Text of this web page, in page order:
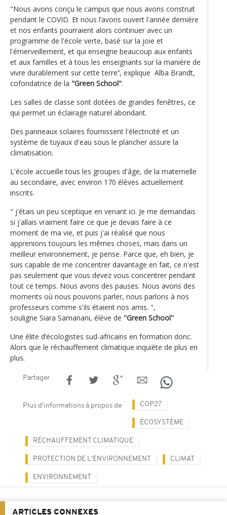
"Nous avons conçu le campus que nous avons construit
pendant le COVID. Et nous l’avons ouvert l'année dernière
et nos enfants pourraient alors continuer avec un
programme de l'école verte, basé sur la joie et
l'émerveillement, et qui enseigne beaucoup aux enfants
et aux familles et à tous les enseignants sur la manière de
vivre durablement sur cette terre’’, explique Alba Brandt,
cofondatrice de la "Green School".
Les salles de classe sont dotées de grandes fenêtres, ce
qui permet un éclairage naturel abondant.
Des panneaux solaires fournissent l'électricité et un
système de tuyaux d'eau sous le plancher assure la
climatisation.
L'école accueille tous les groupes d'âge, de la maternelle
au secondaire, avec environ 170 élèves actuellement
inscrits.
" j'étais un peu sceptique en venant ici. Je me demandais
si j'allais vraiment faire ce que je devais faire à ce
moment de ma vie, et puis j'ai réalisé que nous
apprenions toujours les mêmes choses, mais dans un
meilleur environnement, je pense. Parce que, eh bien, je
suis capable de me concentrer davantage en fait, ce n'est
pas seulement que vous devez vous concentrer pendant
tout ce temps. Nous avons des pauses. Nous avons des
moments où nous pouvons parler, nous parlons à nos
professeurs comme s'ils étaient nos amis. ",
souligne Siara Samanani, élève de ''Green School''
Une élite d’écologistes sud-africains en formation donc.
Alors que le réchauffement climatique inquiète de plus en
plus.
Partager
Plus d'informations à propos de COP27
ÉCOSYSTÈME
RÉCHAUFFEMENT CLIMATIQUE
PROTECTION DE L'ENVIRONNEMENT CLIMAT
ENVIRONNEMENT
ARTICLES CONNEXES